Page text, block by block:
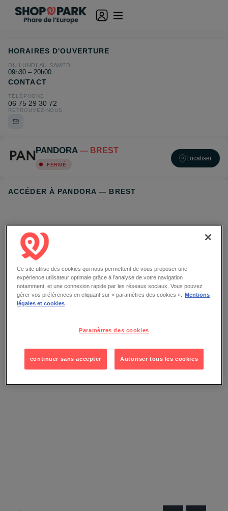
PANDORA — BREST
FERMÉ
Localiser
ACCÉDER À PANDORA — BREST
HORAIRES D'OUVERTURE
DU LUNDI AU SAMEDI
09h30 – 20h00
CONTACT
TÉLÉPHONE
06 75 29 30 72
RETROUVEZ-NOUS
Ce site utilise des cookies qui nous permettent de vous proposer une
expérience utilisateur optimale grâce à l’analyse de votre navigation
notamment, et une connexion rapide par les réseaux sociaux. Vous pouvez
gérer vos préférences en cliquant sur « paramètres des cookies ».
Mentions
légales et cookies
Paramètres des cookies
continuer sans accepter Autoriser tous les cookies